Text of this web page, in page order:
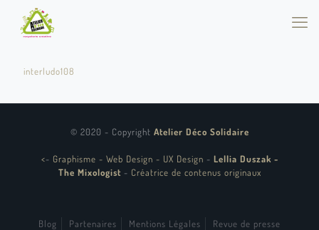
interludo108
© 2020 - Copyright Atelier Déco Solidaire
<- Graphisme - Web Design - UX Design - Lellia Duszak -
The Mixologist - Créatrice de contenus originaux
Blog Partenaires Mentions Légales Revue de presse